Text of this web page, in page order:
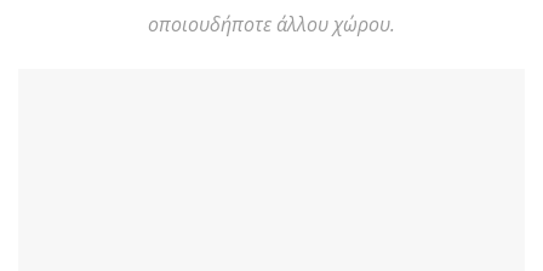
οποιουδήποτε άλλου χώρου.